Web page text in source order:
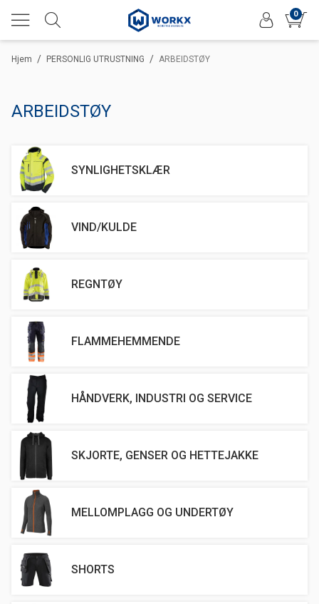
0
/
Hjem /
PERSONLIG UTRUSTNING ARBEIDSTØY
ARBEIDSTØY
SYNLIGHETSKLÆR
VIND/KULDE
REGNTØY
FLAMMEHEMMENDE
HÅNDVERK, INDUSTRI OG SERVICE
SKJORTE, GENSER OG HETTEJAKKE
MELLOMPLAGG OG UNDERTØY
SHORTS